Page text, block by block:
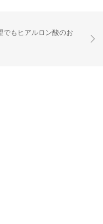
でもヒアルロン酸のお